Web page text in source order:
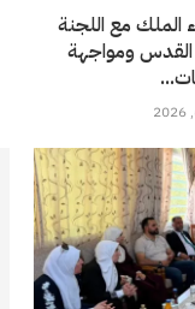
الملك مع اللجنة
القدس ومواجهة